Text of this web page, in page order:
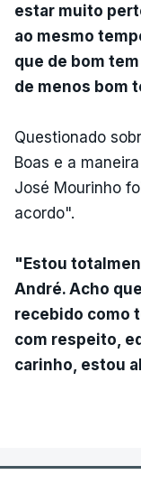
estar muito
ao mesmo
que de bom
de menos bom
Questionado
Boas e a
José Mourinho
acordo".
"Estou
André. Acho
recebido como
com respeito,
carinho, estou